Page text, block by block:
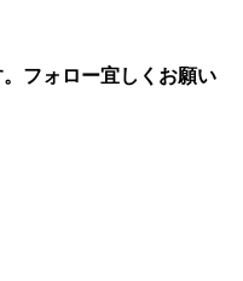
フォロー宜しくお願い